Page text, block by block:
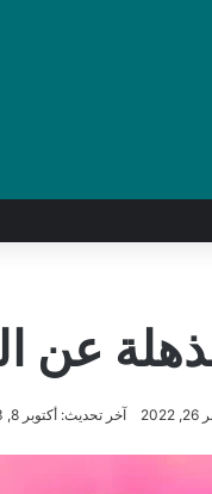
عن
آخر تحديث: أكتوبر 8, 2023